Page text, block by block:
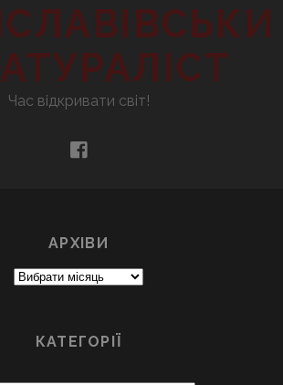
Час відкривати світ!
facebook
АРХІВИ
Архіви
КАТЕГОРІЇ